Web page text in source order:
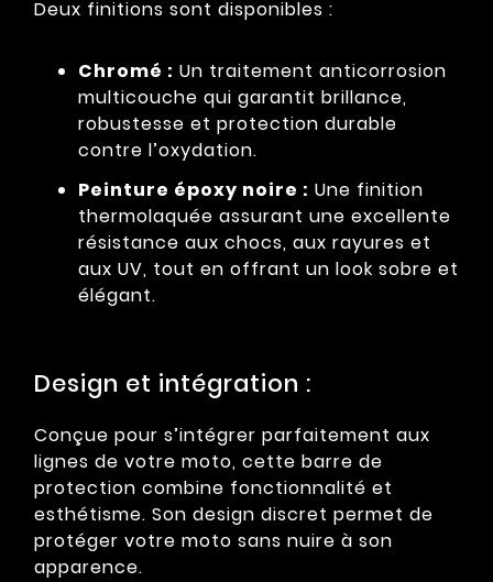
Deux finitions sont disponibles :
Chromé : Un traitement anticorrosion
multicouche qui garantit brillance,
robustesse et protection durable
contre l’oxydation.
Peinture époxy noire : Une finition
thermolaquée assurant une excellente
résistance aux chocs, aux rayures et
aux UV, tout en offrant un look sobre et
élégant.
Design et intégration :
Conçue pour s’intégrer parfaitement aux
lignes de votre moto, cette barre de
protection combine fonctionnalité et
esthétisme. Son design discret permet de
protéger votre moto sans nuire à son
apparence.